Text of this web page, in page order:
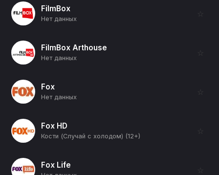
FilmBox
Нет данных
☆
FilmBox Arthouse
Нет данных
☆
Fox
Нет данных
☆
Fox HD
Кости (Случай с холодом) (12+)
☆
Fox Life ☆